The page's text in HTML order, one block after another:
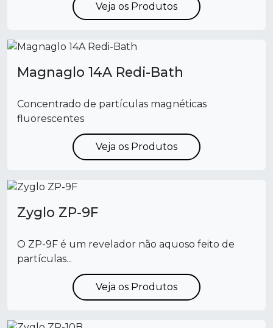
Veja os Produtos
Magnaglo 14A Redi-Bath
Concentrado de partículas magnéticas
fluorescentes
Veja os Produtos
Zyglo ZP-9F
O ZP-9F é um revelador não aquoso feito de
partículas...
Veja os Produtos